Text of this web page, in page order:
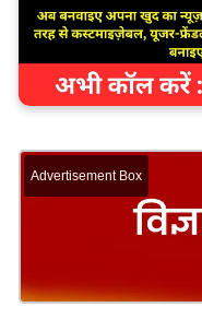
Advertisement Box